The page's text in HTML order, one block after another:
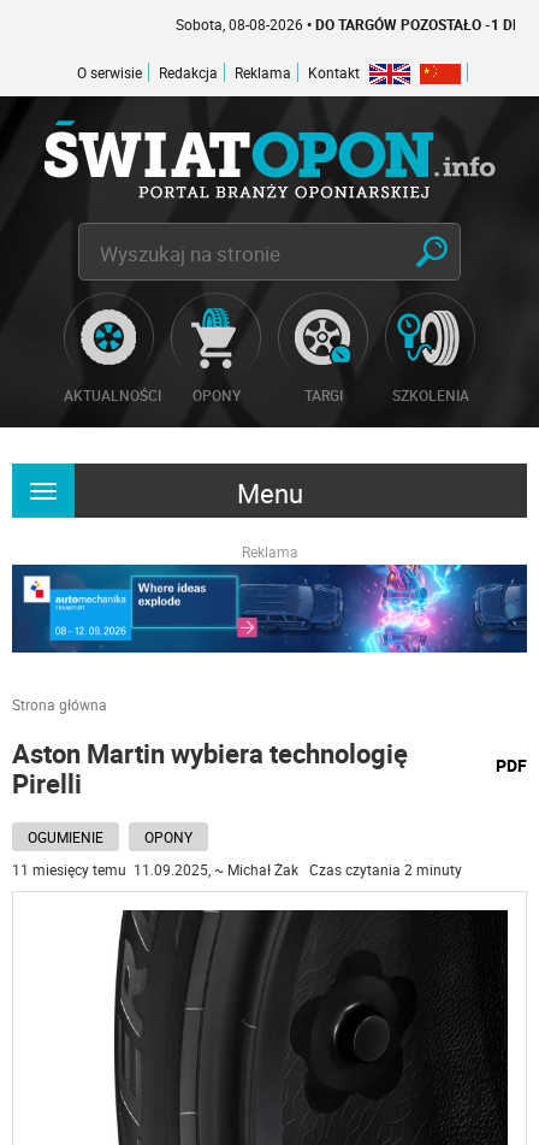
Sobota, 08-08-2026• DO TARGÓW POZOSTAŁO -1 DNI
O serwisie Redakcja Reklama Kontakt
AKTUALNOŚCI OPONY TARGI SZKOLENIA
Menu
Rozwiń
Reklama
Strona główna
Aston Martin wybiera technologię
Pirelli
PDF
OGUMIENIE
OPONY
11 miesięcy temu 11.09.2025, ~ Michał Żak Czas czytania 2 minuty